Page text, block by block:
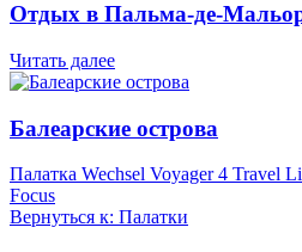
Отдых в Пальма-де-
Читать далее
Балеарские острова
Палатка Wechsel Voyager 4 Travel
Focus
Вернуться к: Палатки